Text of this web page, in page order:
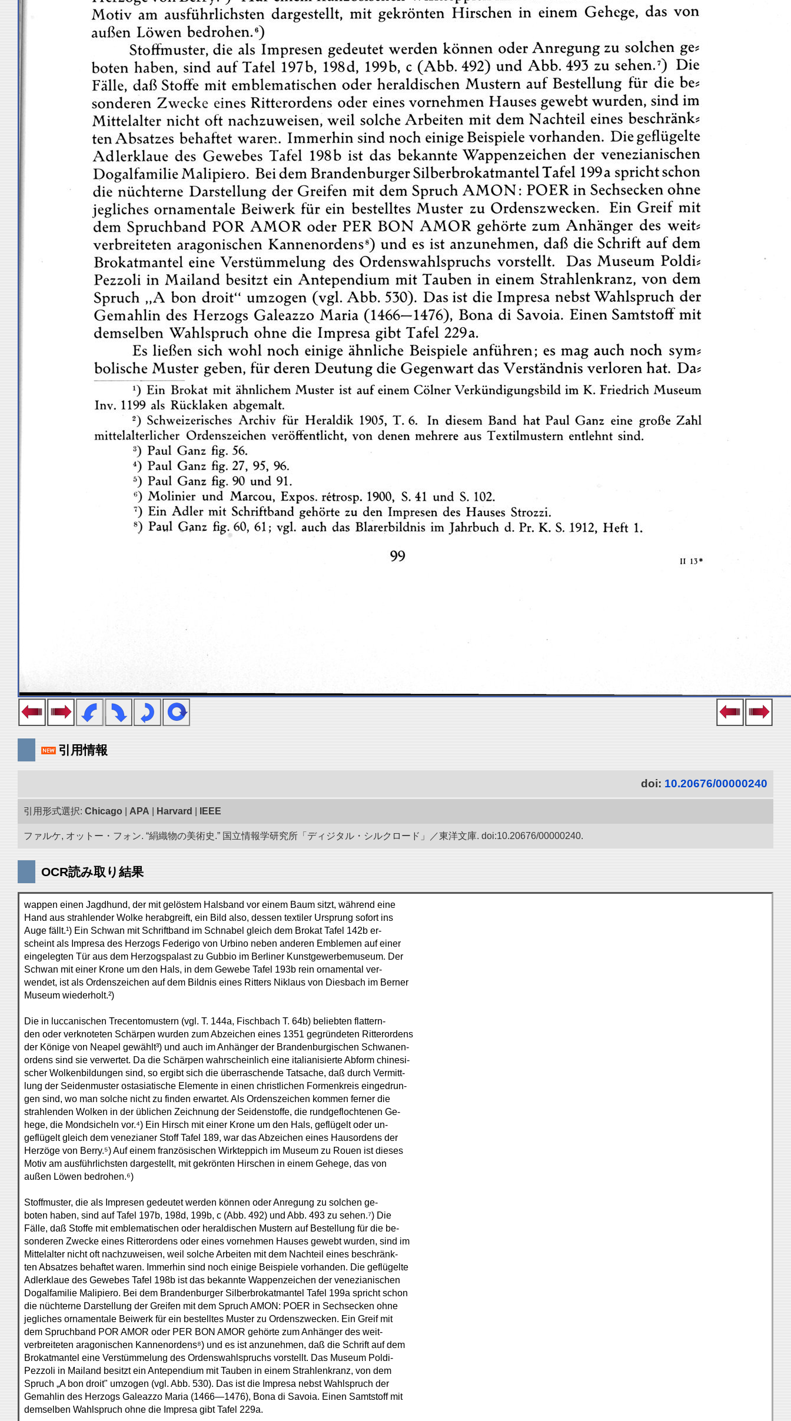
引用情報
doi: 10.20676/00000240
引用形式選択: Chicago APA Harvard IEEE
ファルケ, オットー・フォン. “絹織物の美術史.” 国立情報学研究所「ディジタル・シルクロード」／東洋文庫. doi:10.20676/00000240.
OCR読み取り結果
wappen einen Jagdhund, der mit gelöstem Halsband vor einem Baum sitzt, während eine
Hand aus strahlender Wolke herabgreift, ein Bild also, dessen textiler Ursprung sofort ins
Auge fällt.¹) Ein Schwan mit Schriftband im Schnabel gleich dem Brokat Tafel 142b er-
scheint als Impresa des Herzogs Federigo von Urbino neben anderen Emblemen auf einer
eingelegten Tür aus dem Herzogspalast zu Gubbio im Berliner Kunstgewerbemuseum. Der
Schwan mit einer Krone um den Hals, in dem Gewebe Tafel 193b rein ornamental ver-
wendet, ist als Ordenszeichen auf dem Bildnis eines Ritters Niklaus von Diesbach im Berner
Museum wiederholt.²)
Die in luccanischen Trecentomustern (vgl. T. 144a, Fischbach T. 64b) beliebten flattern-
den oder verknoteten Schärpen wurden zum Abzeichen eines 1351 gegründeten Ritterordens
der Könige von Neapel gewählt³) und auch im Anhänger der Brandenburgischen Schwanen-
ordens sind sie verwertet. Da die Schärpen wahrscheinlich eine italianisierte Abform chinesi-
scher Wolkenbildungen sind, so ergibt sich die überraschende Tatsache, daß durch Vermitt-
lung der Seidenmuster ostasiatische Elemente in einen christlichen Formenkreis eingedrun-
gen sind, wo man solche nicht zu finden erwartet. Als Ordenszeichen kommen ferner die
strahlenden Wolken in der üblichen Zeichnung der Seidenstoffe, die rundgeflochtenen Ge-
hege, die Mondsicheln vor.⁴) Ein Hirsch mit einer Krone um den Hals, geflügelt oder un-
geflügelt gleich dem venezianer Stoff Tafel 189, war das Abzeichen eines Hausordens der
Herzöge von Berry.⁵) Auf einem französischen Wirkteppich im Museum zu Rouen ist dieses
Motiv am ausführlichsten dargestellt, mit gekrönten Hirschen in einem Gehege, das von
außen Löwen bedrohen.⁶)
Stoffmuster, die als Impresen gedeutet werden können oder Anregung zu solchen ge-
boten haben, sind auf Tafel 197b, 198d, 199b, c (Abb. 492) und Abb. 493 zu sehen.⁷) Die
Fälle, daß Stoffe mit emblematischen oder heraldischen Mustern auf Bestellung für die be-
sonderen Zwecke eines Ritterordens oder eines vornehmen Hauses gewebt wurden, sind im
Mittelalter nicht oft nachzuweisen, weil solche Arbeiten mit dem Nachteil eines beschränk-
ten Absatzes behaftet waren. Immerhin sind noch einige Beispiele vorhanden. Die geflügelte
Adlerklaue des Gewebes Tafel 198b ist das bekannte Wappenzeichen der venezianischen
Dogalfamilie Malipiero. Bei dem Brandenburger Silberbrokatmantel Tafel 199a spricht schon
die nüchterne Darstellung der Greifen mit dem Spruch AMON: POER in Sechsecken ohne
jegliches ornamentale Beiwerk für ein bestelltes Muster zu Ordenszwecken. Ein Greif mit
dem Spruchband POR AMOR oder PER BON AMOR gehörte zum Anhänger des weit-
verbreiteten aragonischen Kannenordens⁸) und es ist anzunehmen, daß die Schrift auf dem
Brokatmantel eine Verstümmelung des Ordenswahlspruchs vorstellt. Das Museum Poldi-
Pezzoli in Mailand besitzt ein Antependium mit Tauben in einem Strahlenkranz, von dem
Spruch „A bon droit" umzogen (vgl. Abb. 530). Das ist die Impresa nebst Wahlspruch der
Gemahlin des Herzogs Galeazzo Maria (1466—1476), Bona di Savoia. Einen Samtstoff mit
demselben Wahlspruch ohne die Impresa gibt Tafel 229a.